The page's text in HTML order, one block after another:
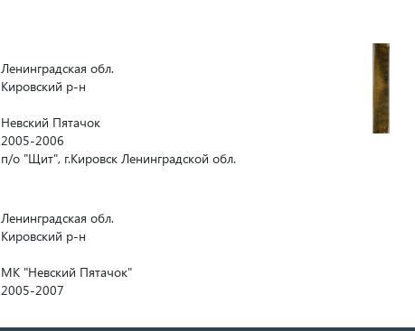
Ленинградская обл.
Кировский р-н
Невский Пятачок
2005-2006
п/о "Щит", г.Кировск Ленинградской обл.
Ленинградская обл.
Кировский р-н
МК "Невский Пятачок"
2005-2007